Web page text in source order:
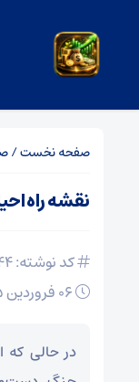
صفحه نخست/
نقشه راه
کد نوشته: 159844
در حالی که